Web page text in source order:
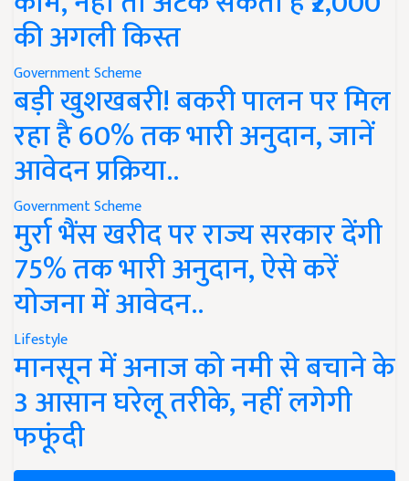
की अगली किस्त
Government Scheme
बड़ी खुशखबरी! बकरी पालन पर मिल
रहा है 60% तक भारी अनुदान, जानें
आवेदन प्रक्रिया..
Government Scheme
मुर्रा भैंस खरीद पर राज्य सरकार देंगी
75% तक भारी अनुदान, ऐसे करें
योजना में आवेदन..
Lifestyle
मानसून में अनाज को नमी से बचाने के
3 आसान घरेलू तरीके, नहीं लगेगी
फफूंदी